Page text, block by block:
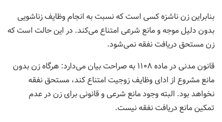
بنابراین زن ناشزه کسی است که نسبت به انجام وظایف زناشویی
بدون دلیل موجه و مانع شرعی امتناع می‌کند. در این حالت است که
زن مستحق دریافت نفقه نمی‌شود.
قانون مدنی در ماده ۱۱۰۸ به صراحت بیان می‌دارد: هرگاه زن بدون
مانع مشروع از ادای وظایف زوجیت امتناع کند، مستحق نفقه
نخواهد بود. البته وجود مانع شرعی و قانونی برای زن در عدم
تمکین مانع دریافت نفقه نیست.